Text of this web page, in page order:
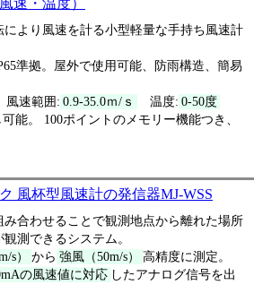
により風速を計る小型軽量な手持ち風速計
準拠。屋外で使用可能、防雨構造、簡易
風速範囲: 0.9-35.0ｍ/ｓ 温度: 0-50度
能。 100ポイントのメモリー機能つき、
風杯型風速計の発信器MJ-WSS
み合わせることで観測地点から離れた場所
測できるシステム。
s）
から 強風（50m/s）
高精度に測定。
の風速値に対応 したアナログ信号を出